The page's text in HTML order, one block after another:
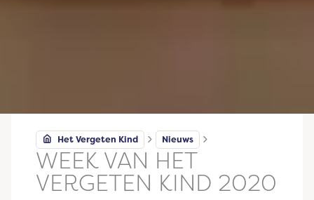
Het Vergeten Kind Nieuws
WEEK VAN HET
VERGETEN KIND 2020